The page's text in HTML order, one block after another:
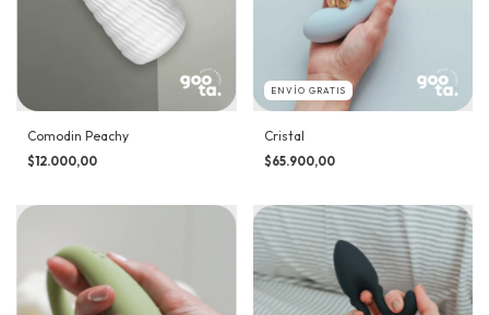
Comodin Peachy
$12.000,00
ENVÍO GRATIS
Cristal
$65.900,00